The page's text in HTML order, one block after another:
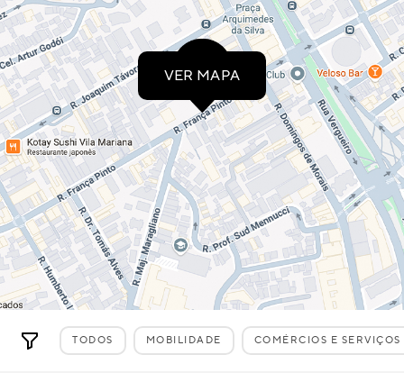
VER MAPA
TODOS MOBILIDADE COMÉRCIOS E SERVIÇOS